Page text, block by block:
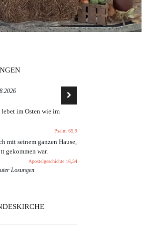
im Osten wie im
Psalm 65,9
mit seinem ganzen Hause,
gekommen war.
Apostelgeschichte 16,34
Losungen